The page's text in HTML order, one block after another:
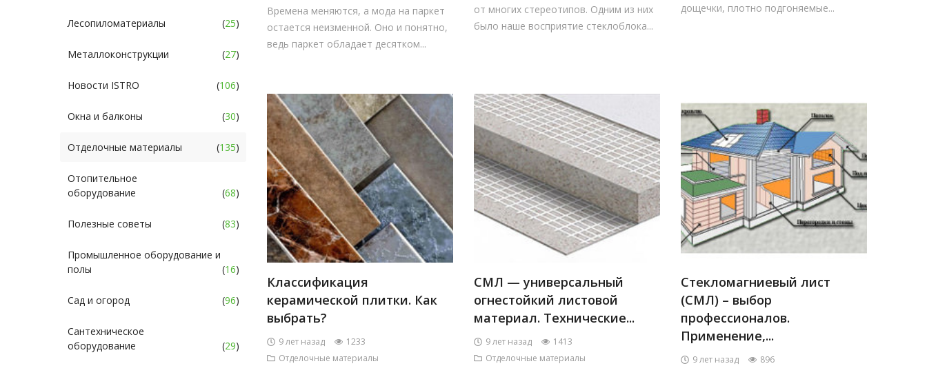
Лесопиломатериалы (25)
Металлоконструкции (27)
Новости ISTRO (106)
Окна и балконы (30)
Отделочные материалы (135)
Отопительное
оборудование
(68)
Полезные советы (83)
Промышленное оборудование и
полы
(16)
Сад и огород (96)
Сантехническое
оборудование
(29)
Времена меняются, а мода на паркет
остается неизменной. Оно и понятно,
ведь паркет обладает десятком...
от многих стереотипов. Одним из них
было наше восприятие стеклоблока...
дощечки, плотно подгоняемые...
Классификация
керамической плитки. Как
выбрать?
9 лет назад
1233
Отделочные материалы
СМЛ — универсальный
огнестойкий листовой
материал. Технические...
9 лет назад
1413
Отделочные материалы
Стекломагниевый лист
(СМЛ) – выбор
профессионалов.
Применение,...
9 лет назад
896